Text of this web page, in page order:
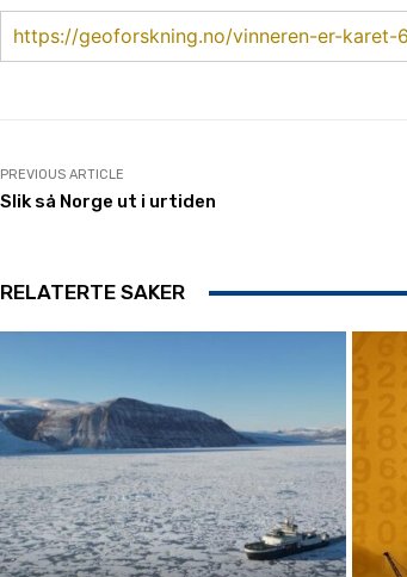
https://geoforskning.no/vinneren-er-karet-
PREVIOUS ARTICLE
Slik så Norge ut i urtiden
RELATERTE SAKER